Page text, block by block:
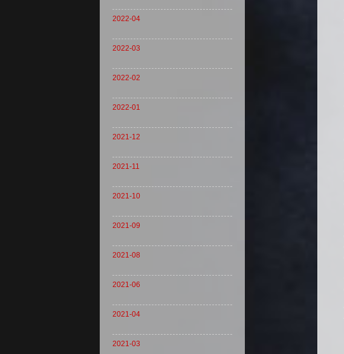
2022-04
2022-03
2022-02
2022-01
2021-12
2021-11
2021-10
2021-09
2021-08
2021-06
2021-04
2021-03